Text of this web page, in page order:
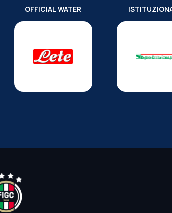
OFFICIAL WATER